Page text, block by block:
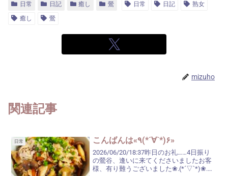
日常 日記 癒し 鶯 日常 日記
熟女
癒し
鶯
mizuho
関連記事
日常 こんばんは«٩(*´∀`*)۶»
2026/06/20/18:37昨日のお礼……4日振り
の鶯谷、逢いに来てくださいましたお客
様、有り難うございました❀.(*´▽`*)❀.楽